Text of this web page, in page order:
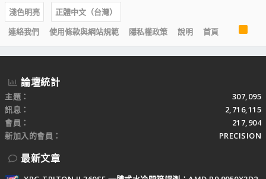
淺色明亮
正體中文（台灣）
連絡我們
使用條款與網站規範 隱私權政策 說明 首頁
R
S
S
論壇統計
主題
307,095
訊息
2,716,115
會員
217,904
新加入的會員
PRECISION
最新文章